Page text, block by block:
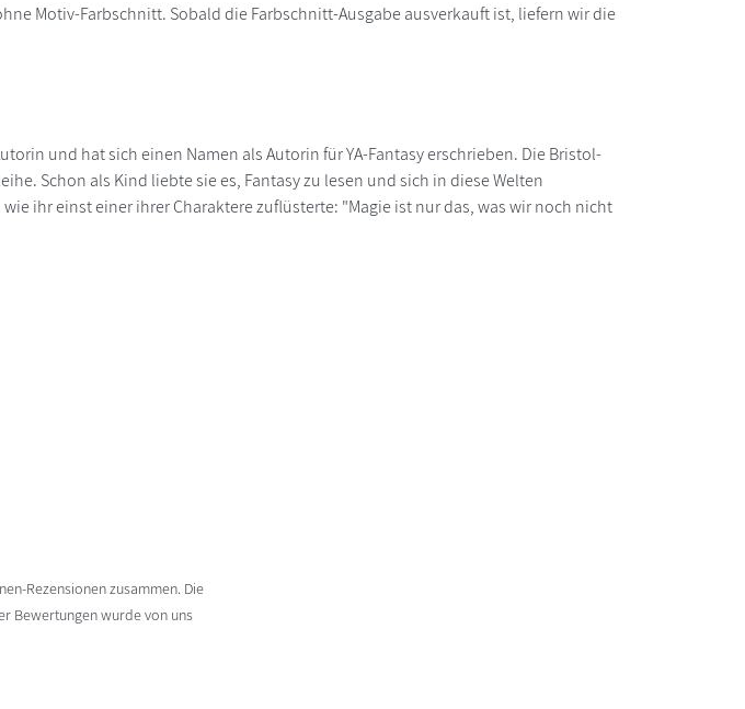
Motiv-Farbschnitt. Sobald die Farbschnitt-Ausgabe ausverkauft ist, liefern wir die
und hat sich einen Namen als Autorin für YA-Fantasy erschrieben. Die Bristol-
Schon als Kind liebte sie es, Fantasy zu lesen und sich in diese Welten
ihr einst einer ihrer Charaktere zuflüsterte: "Magie ist nur das, was wir noch nicht
Rezensionen zusammen. Die
Bewertungen wurde von uns